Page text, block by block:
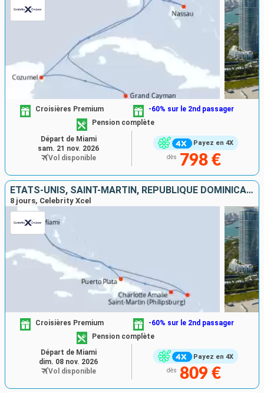
Payez en 4X
Croisières Premium
-60% sur le 2nd passager
Pension complète
dès 798 €
Départ de Miami
sam. 21 nov. 2026
Vol disponible
ÉTATS-UNIS, SAINT-MARTIN, RÉPUBLIQUE DOMINICAINE
8 jours, Celebrity Xcel
Payez en 4X
Croisières Premium
-60% sur le 2nd passager
Pension complète
dès 809 €
Départ de Miami
dim. 08 nov. 2026
Vol disponible